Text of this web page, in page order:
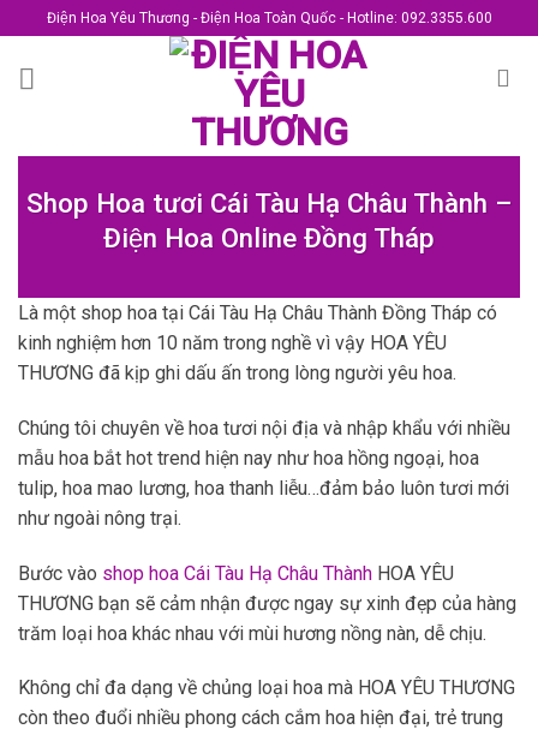
to
content
Điện Hoa Yêu Thương - Điện Hoa Toàn Quốc - Hotline: 092.3355.600
Shop Hoa tươi Cái Tàu Hạ Châu Thành –
Điện Hoa Online Đồng Tháp
Là một shop hoa tại Cái Tàu Hạ Châu Thành Đồng Tháp có
kinh nghiệm hơn 10 năm trong nghề vì vậy HOA YÊU
THƯƠNG đã kịp ghi dấu ấn trong lòng người yêu hoa.
Chúng tôi chuyên về hoa tươi nội địa và nhập khẩu với nhiều
mẫu hoa bắt hot trend hiện nay như hoa hồng ngoại, hoa
tulip, hoa mao lương, hoa thanh liễu…đảm bảo luôn tươi mới
như ngoài nông trại.
Bước vào shop hoa Cái Tàu Hạ Châu Thành HOA YÊU
THƯƠNG bạn sẽ cảm nhận được ngay sự xinh đẹp của hàng
trăm loại hoa khác nhau với mùi hương nồng nàn, dễ chịu.
Không chỉ đa dạng về chủng loại hoa mà HOA YÊU THƯƠNG
còn theo đuổi nhiều phong cách cắm hoa hiện đại, trẻ trung